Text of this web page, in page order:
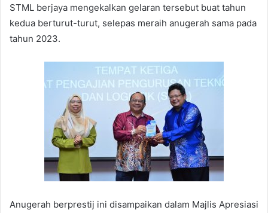
STML berjaya mengekalkan gelaran tersebut buat tahun
kedua berturut-turut, selepas meraih anugerah sama pada
tahun 2023.
Anugerah berprestij ini disampaikan dalam Majlis Apresiasi